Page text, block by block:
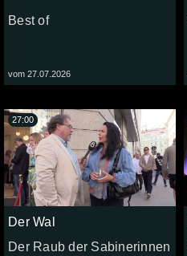
Best of
vom 27.07.2026
Der Wal
Der Raub der Sabinerinnen
27:00